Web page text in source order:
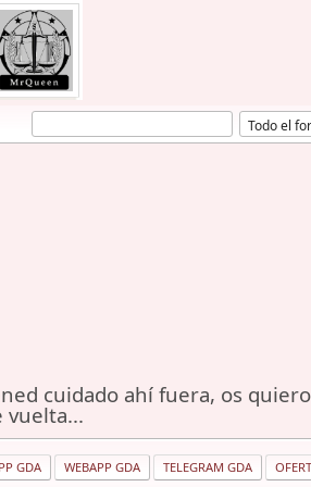
cuidado ahí fuera, os
vuelta...
GDA WEBAPP GDA TELEGRAM GDA